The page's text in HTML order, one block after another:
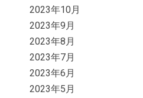
2023年10月
2023年9月
2023年8月
2023年7月
2023年6月
2023年5月